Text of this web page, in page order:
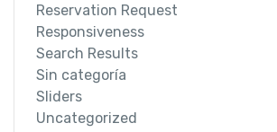
Reservation Request
Responsiveness
Search Results
Sin categoría
Sliders
Uncategorized